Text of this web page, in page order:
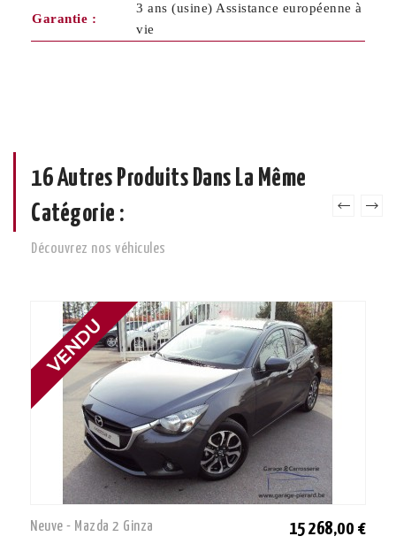
Garantie :
3 ans (usine) Assistance européenne à
vie
16 Autres Produits Dans La Même
Catégorie :
Découvrez nos véhicules
Neuve - Mazda 2 Ginza 15 268,00 €